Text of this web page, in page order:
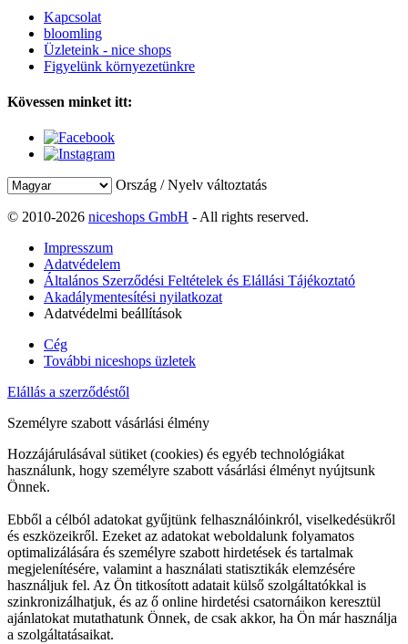
Kapcsolat
bloomling
Üzleteink - nice shops
Figyelünk környezetünkre
Kövessen minket itt:
Ország / Nyelv változtatás
© 2010-2026 niceshops GmbH - All rights reserved.
Impresszum
Adatvédelem
Általános Szerződési Feltételek és Elállási Tájékoztató
Akadálymentesítési nyilatkozat
Adatvédelmi beállítások
Cég
További niceshops üzletek
Elállás a szerződéstől
Személyre szabott vásárlási élmény
Hozzájárulásával sütiket (cookies) és egyéb technológiákat
használunk, hogy személyre szabott vásárlási élményt nyújtsunk
Önnek.
Ebből a célból adatokat gyűjtünk felhasználóinkról, viselkedésükről
és eszközeikről. Ezeket az adatokat weboldalunk folyamatos
optimalizálására és személyre szabott hirdetések és tartalmak
megjelenítésére, valamint a használati statisztikák elemzésére
használjuk fel. Az Ön titkosított adatait külső szolgáltatókkal is
szinkronizálhatjuk, és az ő online hirdetési csatornáikon keresztül
ajánlatokat mutathatunk Önnek, de csak akkor, ha Ön már használja
a szolgáltatásaikat.